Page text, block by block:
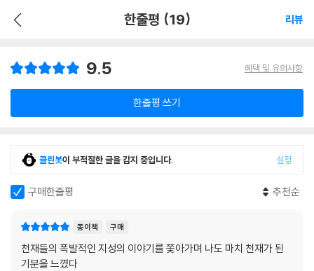
한줄평 (19) 리뷰
9.5 혜택 및 유의사항
한줄평 쓰기
클린봇이 부적절한 글을 감지 중입니다. 설정
구매한줄평 추천순
종이책 구매
천재들의 폭발적인 지성의 이야기를 쫓아가며 나도 마치 천재가 된
기분을 느꼈다